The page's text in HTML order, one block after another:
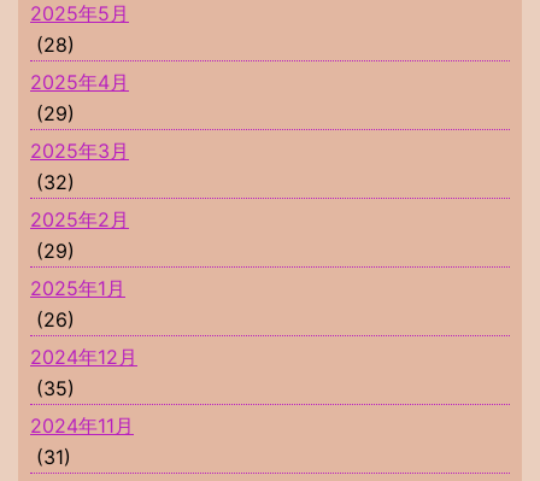
2025年5月
(28)
2025年4月
(29)
2025年3月
(32)
2025年2月
(29)
2025年1月
(26)
2024年12月
(35)
2024年11月
(31)